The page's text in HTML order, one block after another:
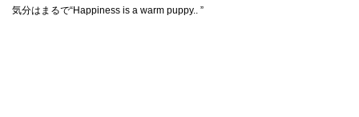
気分はまるで“Happiness is a warm puppy.. ”